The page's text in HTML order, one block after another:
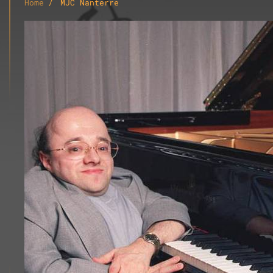
Home MJC Nanterre